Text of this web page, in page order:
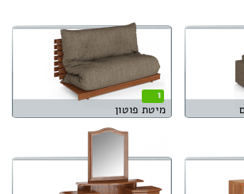
1
מיטת פוטון